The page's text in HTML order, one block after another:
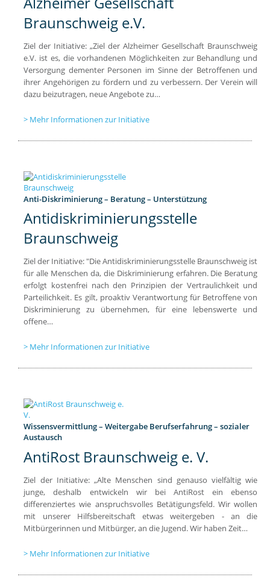
Braunschweig e.V.
Ziel der Initiative: „Ziel der Alzheimer Gesellschaft Braunschweig
e.V. ist es, die vorhandenen Möglichkeiten zur Behandlung und
Versorgung dementer Personen im Sinne der Betroffenen und
ihrer Angehörigen zu fördern und zu verbessern. Der Verein will
dazu beizutragen, neue Angebote zu…
Mehr Informationen zur Initiative
Anti-Diskriminierung – Beratung – Unterstützung
Antidiskriminierungsstelle
Braunschweig
Ziel der Initiative: "Die Antidiskriminierungsstelle Braunschweig ist
für alle Menschen da, die Diskriminierung erfahren. Die Beratung
erfolgt kostenfrei nach den Prinzipien der Vertraulichkeit und
Parteilichkeit. Es gilt, proaktiv Verantwortung für Betroffene von
Diskriminierung zu übernehmen, für eine lebenswerte und
offene…
Mehr Informationen zur Initiative
Wissensvermittlung – Weitergabe Berufserfahrung – sozialer
Austausch
AntiRost Braunschweig e. V.
Ziel der Initiative: „Alte Menschen sind genauso vielfältig wie
junge, deshalb entwickeln wir bei AntiRost ein ebenso
differenziertes wie anspruchsvolles Betätigungsfeld. Wir wollen
mit unserer Hilfsbereitschaft etwas weitergeben - an die
Mitbürgerinnen und Mitbürger, an die Jugend. Wir haben Zeit…
Mehr Informationen zur Initiative